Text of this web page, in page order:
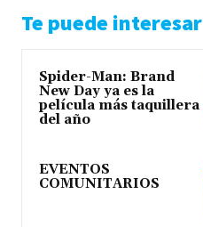
Te puede interesar
Spider-Man: Brand
New Day ya es la
película más taquillera
del año
EVENTOS
COMUNITARIOS